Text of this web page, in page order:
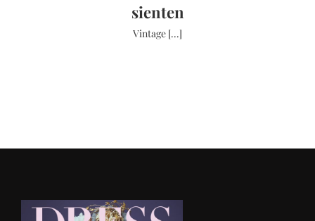
sienten
Vintage [...]